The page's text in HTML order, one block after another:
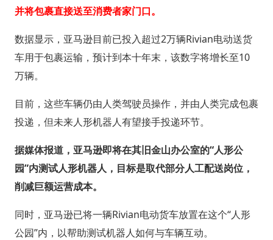
并将包裹直接送至消费者家门口。
数据显示，亚马逊目前已投入超过2万辆Rivian电动送货
车用于包裹运输，预计到本十年末，该数字将增长至10
万辆。
目前，这些车辆仍由人类驾驶员操作，并由人类完成包裹
投递，但未来人形机器人有望接手投递环节。
据媒体报道，亚马逊即将在其旧金山办公室的“人形公
园”内测试人形机器人，目标是取代部分人工配送岗位，
削减巨额运营成本。
同时，亚马逊已将一辆Rivian电动货车放置在这个“人形
公园”内，以帮助测试机器人如何与车辆互动。